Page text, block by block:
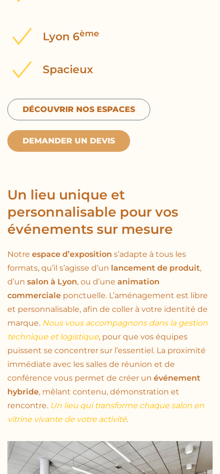
Lyon 6ème
Spacieux
DÉCOUVRIR NOS ESPACES
DEMANDER UN DEVIS
Un lieu unique et
personnalisable pour vos
événements sur mesure
Notre espace d’exposition s’adapte à tous les
formats, qu’il s’agisse d’un lancement de produit,
d’un salon à Lyon, ou d’une animation
commerciale ponctuelle. L’aménagement est libre
et personnalisable, afin de coller à votre identité de
marque. Nous vous accompagnons dans la gestion
technique et logistique, pour que vos équipes
puissent se concentrer sur l’essentiel. La proximité
immédiate avec les salles de réunion et de
conférence vous permet de créer un événement
hybride, mêlant contenu, démonstration et
rencontre. Un lieu qui transforme chaque salon en
vitrine vivante de votre activité.